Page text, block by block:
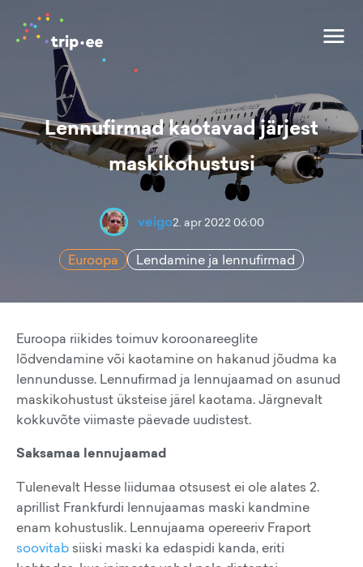
Lennufirmad kaotavad järjest
maskikohustusi
veigo2. apr 2022 06:00
Euroopa Lendamine ja lennufirmad
Euroopa riikides toimuv koroonareeglite
lõdvendamine või kaotamine on hakanud jõudma ka
lennundusse. Lennufirmad ja lennujaamad on asunud
maskikohustust üksteise järel kaotama. Järgnevalt
kokkuvõte viimaste päevade uudistest.
Saksamaa lennujaamad
Tulenevalt Hesse liidumaa otsusest ei ole alates 2.
aprillist Frankfurdi lennujaamas maski kandmine
enam kohustuslik. Lennujaama opereeriv Fraport
soovitab siiski maski ka edaspidi kanda, eriti